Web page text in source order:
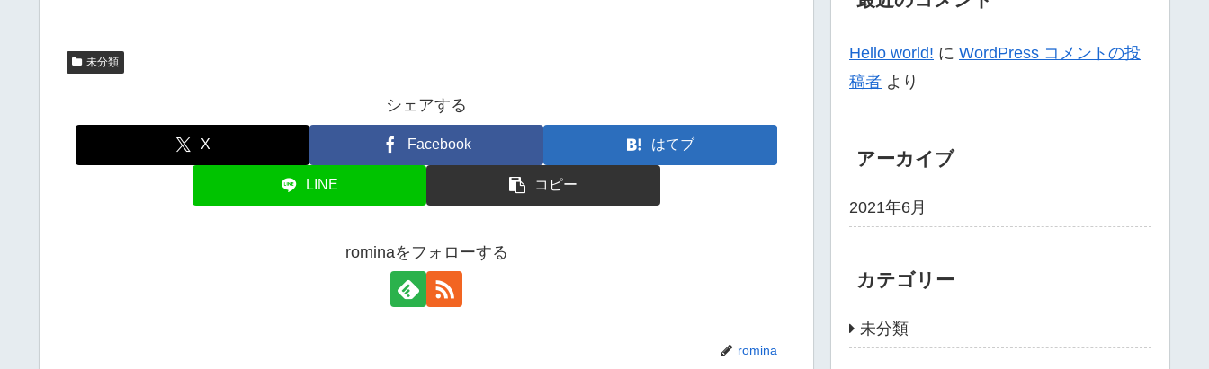
未分類
シェアする
X Facebook はてブ
LINE コピー
rominaをフォローする
romina
Hello world! に WordPress コメントの投
稿者 より
アーカイブ
2021年6月
カテゴリー
未分類